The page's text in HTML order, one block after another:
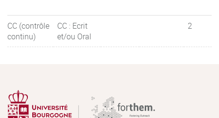
CC (contrôle
continu)
CC : Ecrit
et/ou Oral
2